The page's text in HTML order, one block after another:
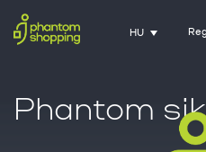
HU
Phantom